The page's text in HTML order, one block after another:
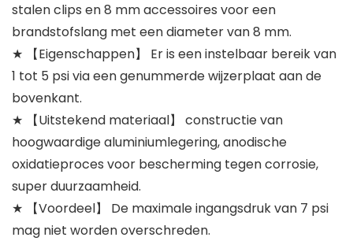
stalen clips en 8 mm accessoires voor een
brandstofslang met een diameter van 8 mm.
★ 【Eigenschappen】 Er is een instelbaar bereik van
1 tot 5 psi via een genummerde wijzerplaat aan de
bovenkant.
★ 【Uitstekend materiaal】 constructie van
hoogwaardige aluminiumlegering, anodische
oxidatieproces voor bescherming tegen corrosie,
super duurzaamheid.
★ 【Voordeel】 De maximale ingangsdruk van 7 psi
mag niet worden overschreden.